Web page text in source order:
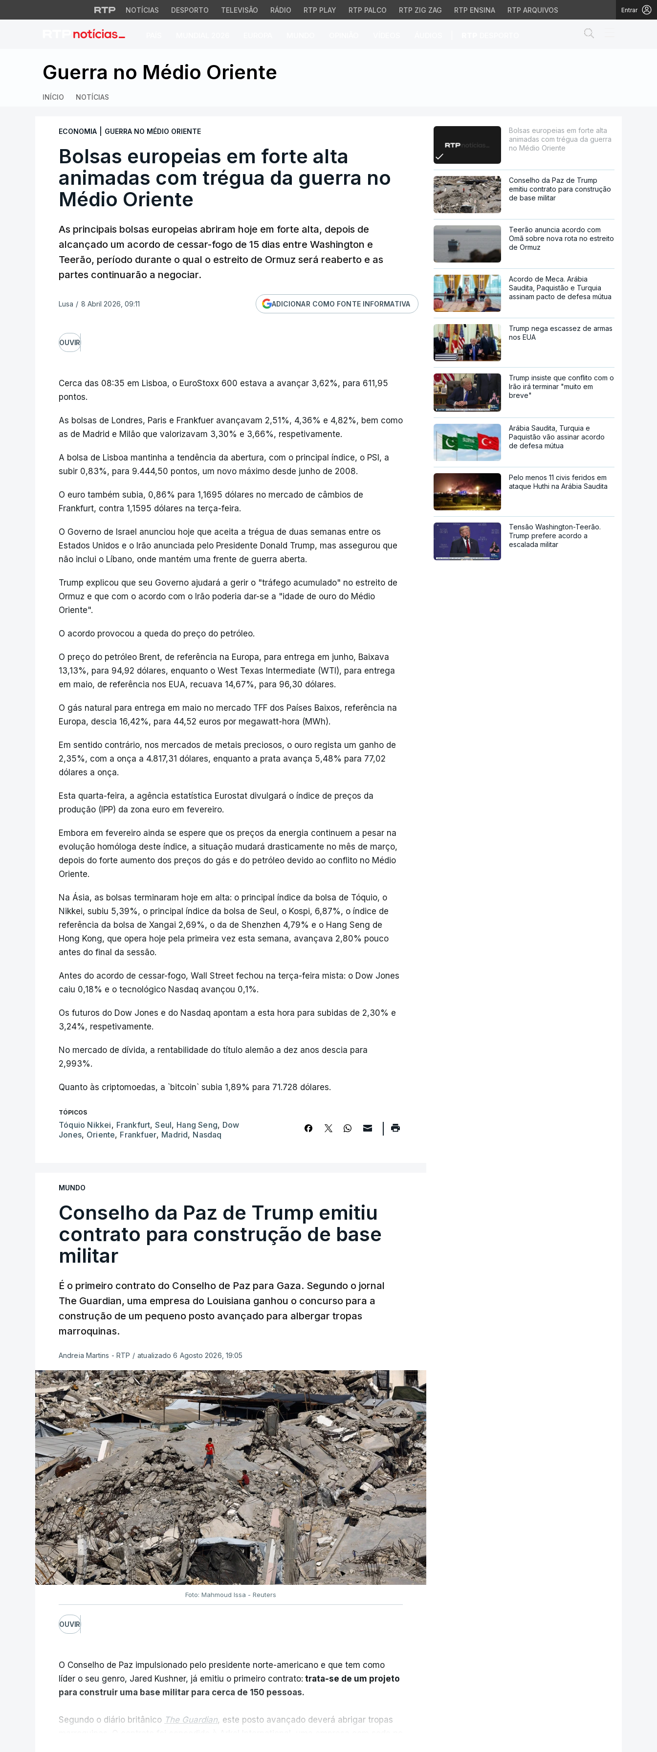
NOTÍCIAS DESPORTO TELEVISÃO RÁDIO RTP PLAY RTP PALCO RTP ZIG ZAG RTP ENSINA RTP ARQUIVOS Entrar
Bolsas europeias em forte alta animadas com trégua da guerra
Guerra no Médio Oriente
INÍCIO NOTÍCIAS
ECONOMIA GUERRA NO MÉDIO ORIENTE
Bolsas europeias em forte alta
animadas com trégua da guerra no
Médio Oriente
As principais bolsas europeias abriram hoje em forte alta, depois de
alcançado um acordo de cessar-fogo de 15 dias entre Washington e
Teerão, período durante o qual o estreito de Ormuz será reaberto e as
partes continuarão a negociar.
Lusa / 8 Abril 2026, 09:11 ADICIONAR COMO FONTE INFORMATIVA
OUVIR
Cerca das 08:35 em Lisboa, o EuroStoxx 600 estava a avançar 3,62%, para 611,95
pontos.
As bolsas de Londres, Paris e Frankfuer avançavam 2,51%, 4,36% e 4,82%, bem como
as de Madrid e Milão que valorizavam 3,30% e 3,66%, respetivamente.
A bolsa de Lisboa mantinha a tendência da abertura, com o principal índice, o PSI, a
subir 0,83%, para 9.444,50 pontos, um novo máximo desde junho de 2008.
O euro também subia, 0,86% para 1,1695 dólares no mercado de câmbios de
Frankfurt, contra 1,1595 dólares na terça-feira.
O Governo de Israel anunciou hoje que aceita a trégua de duas semanas entre os
Estados Unidos e o Irão anunciada pelo Presidente Donald Trump, mas assegurou que
não inclui o Líbano, onde mantém uma frente de guerra aberta.
Trump explicou que seu Governo ajudará a gerir o "tráfego acumulado" no estreito de
Ormuz e que com o acordo com o Irão poderia dar-se a "idade de ouro do Médio
Oriente".
O acordo provocou a queda do preço do petróleo.
O preço do petróleo Brent, de referência na Europa, para entrega em junho, Baixava
13,13%, para 94,92 dólares, enquanto o West Texas Intermediate (WTI), para entrega
em maio, de referência nos EUA, recuava 14,67%, para 96,30 dólares.
O gás natural para entrega em maio no mercado TFF dos Países Baixos, referência na
Europa, descia 16,42%, para 44,52 euros por megawatt-hora (MWh).
Em sentido contrário, nos mercados de metais preciosos, o ouro regista um ganho de
2,35%, com a onça a 4.817,31 dólares, enquanto a prata avança 5,48% para 77,02
dólares a onça.
Esta quarta-feira, a agência estatística Eurostat divulgará o índice de preços da
produção (IPP) da zona euro em fevereiro.
Embora em fevereiro ainda se espere que os preços da energia continuem a pesar na
evolução homóloga deste índice, a situação mudará drasticamente no mês de março,
depois do forte aumento dos preços do gás e do petróleo devido ao conflito no Médio
Oriente.
Na Ásia, as bolsas terminaram hoje em alta: o principal índice da bolsa de Tóquio, o
Nikkei, subiu 5,39%, o principal índice da bolsa de Seul, o Kospi, 6,87%, o índice de
referência da bolsa de Xangai 2,69%, o da de Shenzhen 4,79% e o Hang Seng de
Hong Kong, que opera hoje pela primeira vez esta semana, avançava 2,80% pouco
antes do final da sessão.
Antes do acordo de cessar-fogo, Wall Street fechou na terça-feira mista: o Dow Jones
caiu 0,18% e o tecnológico Nasdaq avançou 0,1%.
Os futuros do Dow Jones e do Nasdaq apontam a esta hora para subidas de 2,30% e
3,24%, respetivamente.
No mercado de dívida, a rentabilidade do título alemão a dez anos descia para
2,993%.
Quanto às criptomoedas, a `bitcoin` subia 1,89% para 71.728 dólares.
TÓPICOS
Tóquio Nikkei, Frankfurt,Seul, Hang Seng, Dow
Jones, Oriente, Frankfuer, Madrid, Nasdaq
MUNDO
Conselho da Paz de Trump emitiu
contrato para construção de base
militar
É o primeiro contrato do Conselho de Paz para Gaza. Segundo o jornal
The Guardian, uma empresa do Louisiana ganhou o concurso para a
construção de um pequeno posto avançado para albergar tropas
marroquinas.
Andreia Martins - RTP / atualizado 6 Agosto 2026, 19:05
Foto: Mahmoud Issa - Reuters
OUVIR
O Conselho de Paz impulsionado pelo presidente norte-americano e que tem como
líder o seu genro, Jared Kushner, já emitiu o primeiro contrato: trata-se de um projeto
para construir uma base militar para cerca de 150 pessoas.
Segundo o diário britânico The Guardian, este posto avançado deverá abrigar tropas
Bolsas europeias em forte alta
animadas com trégua da guerra
no Médio Oriente
Conselho da Paz de Trump
emitiu contrato para construção
de base militar
Teerão anuncia acordo com
Omã sobre nova rota no estreito
de Ormuz
Acordo de Meca. Arábia
Saudita, Paquistão e Turquia
assinam pacto de defesa mútua
Trump nega escassez de armas
nos EUA
Trump insiste que conflito com o
Irão irá terminar "muito em
breve"
Arábia Saudita, Turquia e
Paquistão vão assinar acordo
de defesa mútua
Pelo menos 11 civis feridos em
ataque Huthi na Arábia Saudita
Tensão Washington-Teerão.
Trump prefere acordo a
escalada militar